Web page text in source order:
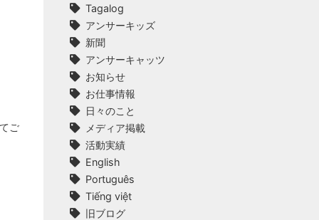
ご
Tagalog
アンサーキッズ
新聞
アンサーキャッツ
お知らせ
お仕事情報
日々のこと
メディア掲載
活動実績
English
Português
Tiếng việt
旧ブログ